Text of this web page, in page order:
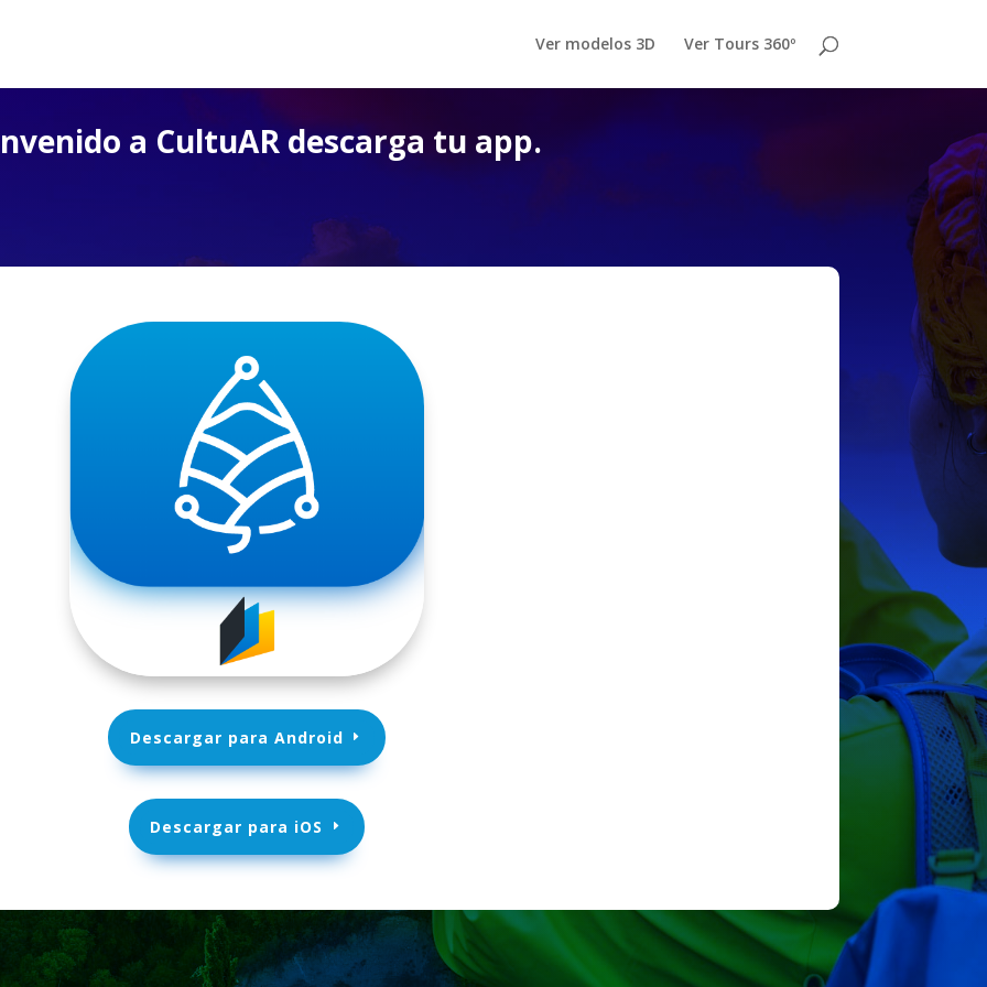
Ver modelos 3D Ver Tours 360º
a CultuAR descarga tu app.
Descargar para Android
Descargar para iOS